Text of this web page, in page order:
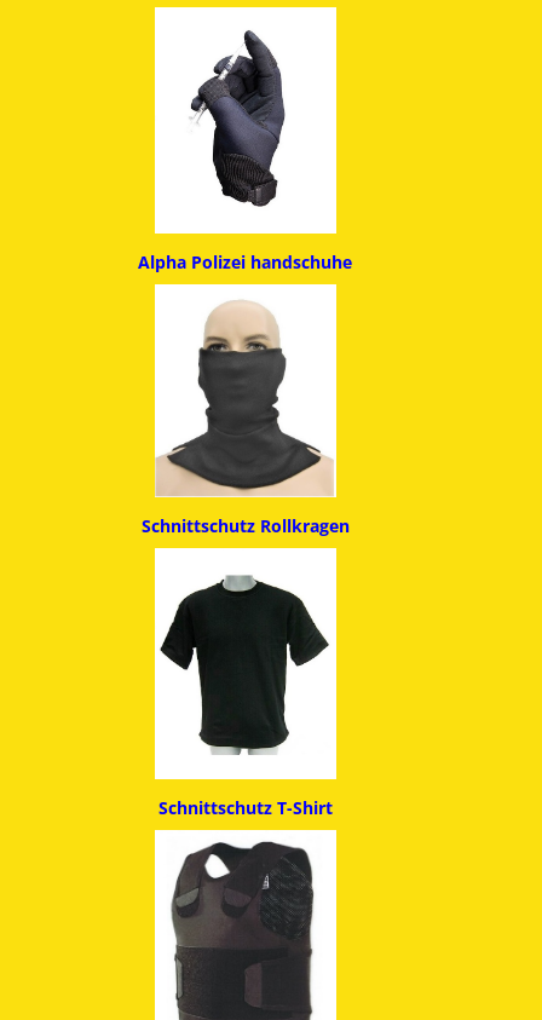
Alpha Polizei handschuhe
SchnittschutzRollkragen
Schnittschutz T-Shirt